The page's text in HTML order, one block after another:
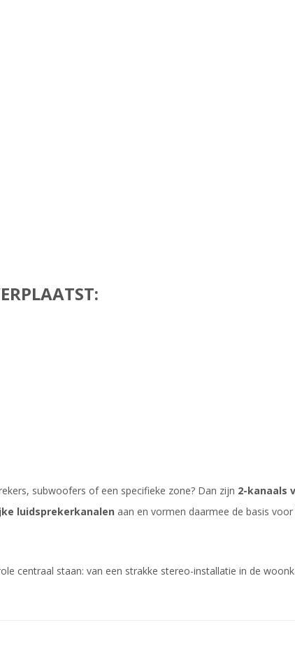
subwoofers of een specifieke zone? Dan zijn 2-kanaals
luidsprekerkanalen aan en vormen daarmee de basis
centraal staan: van een strakke stereo-installatie in de